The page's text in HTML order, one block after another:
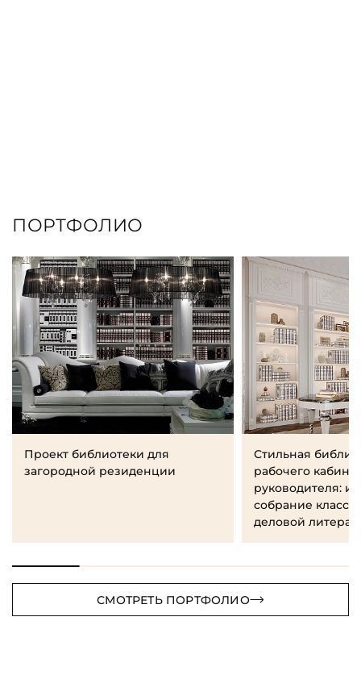
ПОРТФОЛИО
Проект библиотеки для
загородной резиденции
Стильная
рабочего
руководителя:
собрание
деловой
СМОТРЕТЬ ПОРТФОЛИО